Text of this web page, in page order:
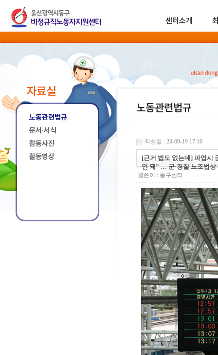
센터소개
자료실
노동관련법규
문서·서식
활동사진
활동영상
노동관련법규
작성일 : 23-09-19 17:16
[근거 법도 없는데] 파업시
안 돼” … 군·경찰 노조법상
글쓴이 : 동구센터